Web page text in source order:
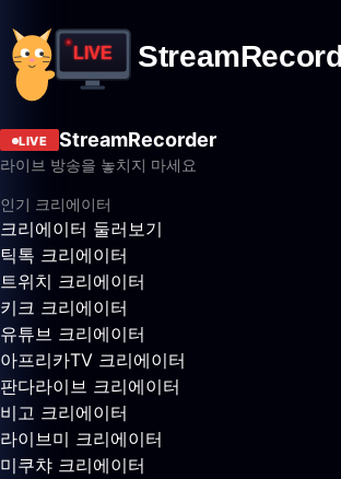
LIVE StreamRecorder
라이브 방송을 놓치지 마세요
인기 크리에이터
크리에이터 둘러보기
틱톡 크리에이터
트위치 크리에이터
키크 크리에이터
유튜브 크리에이터
아프리카TV 크리에이터
판다라이브 크리에이터
비고 크리에이터
라이브미 크리에이터
미쿠챠 크리에이터